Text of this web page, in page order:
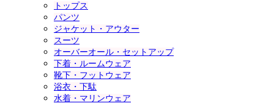
トップス
パンツ
ジャケット・アウター
スーツ
オーバーオール・セットアップ
下着・ルームウェア
靴下・フットウェア
浴衣・下駄
水着・マリンウェア